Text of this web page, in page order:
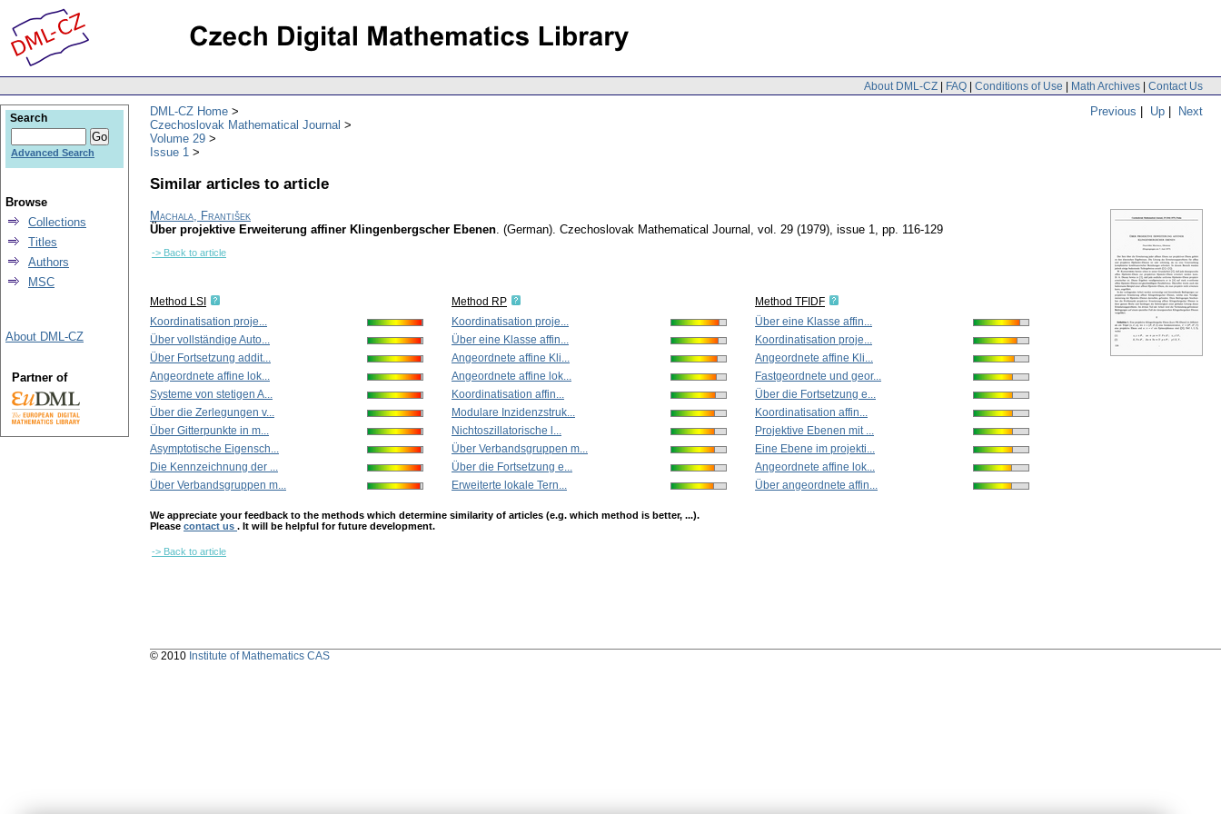
About DML-CZ | FAQ | Conditions of Use | Math Archives | Contact Us
Previous | Up | Next
DML-CZ Home
Czechoslovak Mathematical Journal
Volume 29
Issue 1
Similar articles to article
Machala, František
Über projektive Erweiterung affiner Klingenbergscher Ebenen. (German). Czechoslovak Mathematical Journal , vol. 29 (1979), issue 1, pp. 116-129
-> Back to article
Method LSI
Koordinatisation proje...
Über vollständige Auto...
Über Fortsetzung addit...
Angeordnete affine lok...
Systeme von stetigen A...
Über die Zerlegungen v...
Über Gitterpunkte in m...
Asymptotische Eigensch...
Die Kennzeichnung der ...
Über Verbandsgruppen m...
Method RP
Koordinatisation proje...
Über eine Klasse affin...
Angeordnete affine Kli...
Angeordnete affine lok...
Koordinatisation affin...
Modulare Inzidenzstruk...
Nichtoszillatorische l...
Über Verbandsgruppen m...
Über die Fortsetzung e...
Erweiterte lokale Tern...
Method TFIDF
Über eine Klasse affin...
Koordinatisation proje...
Angeordnete affine Kli...
Fastgeordnete und geor...
Über die Fortsetzung e...
Koordinatisation affin...
Projektive Ebenen mit ...
Eine Ebene im projekti...
Angeordnete affine lok...
Über angeordnete affin...
We appreciate your feedback to the methods which determine similarity of articles (e.g. which method is better, ...).
Please contact us . It will be helpful for future development.
-> Back to article
Search
Advanced Search
Browse
Collections
Titles
Authors
MSC
About DML-CZ
Partner of
© 2010 Institute of Mathematics CAS